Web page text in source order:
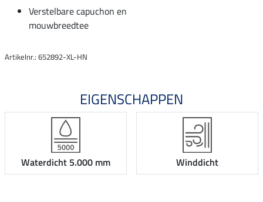
Verstelbare capuchon en
mouwbreedtee
Artikelnr.: 652892-XL-HN
EIGENSCHAPPEN
Waterdicht 5.000 mm Winddicht